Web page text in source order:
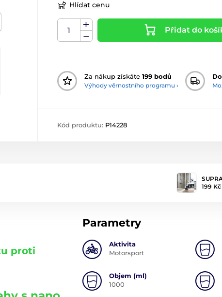
Hlídat cenu
Přidat do
Za nákup získáte 199 bodů
Výhody věrnostního programu ›
Kód produktu: P14228
199 Kč
proti
Parametry
Aktivita
Motorsport
Objem (ml)
1000